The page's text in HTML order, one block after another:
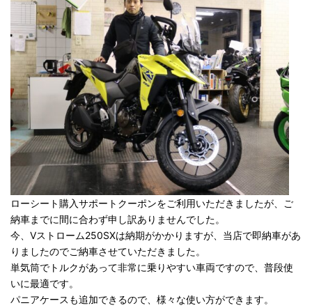
ローシート購入サポートクーポンをご利用いただきましたが、ご
納車までに間に合わず申し訳ありませんでした。
今、Vストローム250SXは納期がかかりますが、当店で即納車があ
りましたのでご納車させていただきました。
単気筒でトルクがあって非常に乗りやすい車両ですので、普段使
いに最適です。
パニアケースも追加できるので、様々な使い方ができます。